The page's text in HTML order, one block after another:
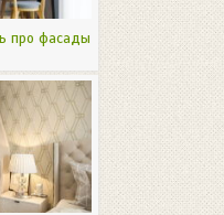
про фасады